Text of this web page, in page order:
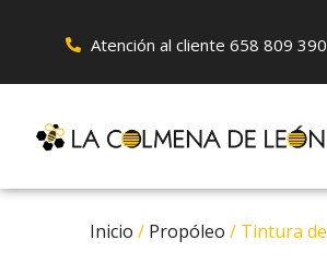
Atención al cliente 658 809 390
Inicio / Propóleo / Tintura